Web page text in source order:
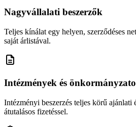
Nagyvállalati beszerzők
Teljes kínálat egy helyen, szerződéses
saját árlistával.
Intézmények és
Intézményi beszerzés teljes körű ajánlati
átutalásos fizetéssel.